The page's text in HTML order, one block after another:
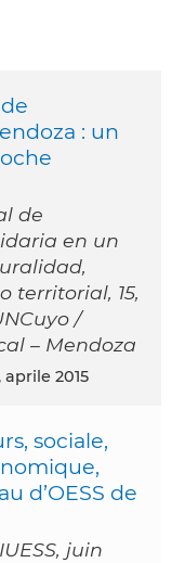
: un
de
en un
territorial, 15,
/
– Mendoza
2015
sociale,
d’OESS de
juin